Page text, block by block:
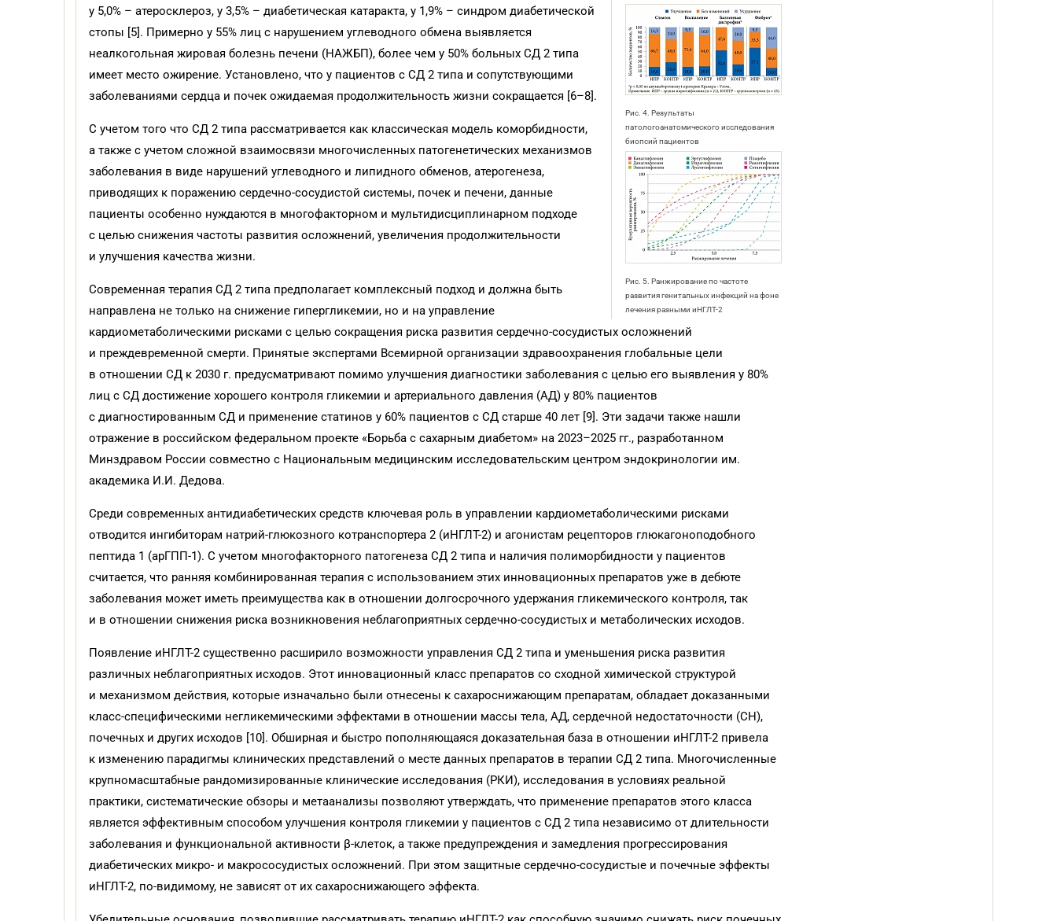
Рис. 4. Результаты
патологоанатомического исследования
биопсий пациентов
Рис. 5. Ранжирование по частоте
развития генитальных инфекций на фоне
лечения разными иНГЛТ-2
у 5,0% – атеросклероз, у 3,5% – диабетическая катаракта, у 1,9% – синдром диабетической
стопы [5]. Примерно у 55% лиц с нарушением углеводного обмена выявляется
неалкогольная жировая болезнь печени (НАЖБП), более чем у 50% больных СД 2 типа
имеет место ожирение. Установлено, что у пациентов с СД 2 типа и сопутствующими
заболеваниями сердца и почек ожидаемая продолжительность жизни сокращается [6–8].
С учетом того что СД 2 типа рассматривается как классическая модель коморбидности,
а также с учетом сложной взаимосвязи многочисленных патогенетических механизмов
заболевания в виде нарушений углеводного и липидного обменов, атерогенеза,
приводящих к поражению сердечно-сосудистой системы, почек и печени, данные
пациенты особенно нуждаются в многофакторном и мультидисциплинарном подходе
с целью снижения частоты развития осложнений, увеличения продолжительности
и улучшения качества жизни.
Современная терапия СД 2 типа предполагает комплексный подход и должна быть
направлена не только на снижение гипергликемии, но и на управление
кардиометаболическими рисками с целью сокращения риска развития сердечно-сосудистых осложнений
и преждевременной смерти. Принятые экспертами Всемирной организации здравоохранения глобальные цели
в отношении СД к 2030 г. предусматривают помимо улучшения диагностики заболевания с целью его выявления у 80%
лиц с СД достижение хорошего контроля гликемии и артериального давления (АД) у 80% пациентов
с диагностированным СД и применение статинов у 60% пациентов с СД старше 40 лет [9]. Эти задачи также нашли
отражение в российском федеральном проекте «Борьба с сахарным диабетом» на 2023–2025 гг., разработанном
Минздравом России совместно с Национальным медицинским исследовательским центром эндокринологии им.
академика И.И. Дедова.
Среди современных антидиабетических средств ключевая роль в управлении кардиометаболическими рисками
отводится ингибиторам натрий-глюкозного котранспортера 2 (иНГЛТ-2) и агонистам рецепторов глюкагоноподобного
пептида 1 (арГПП-1). С учетом многофакторного патогенеза СД 2 типа и наличия полиморбидности у пациентов
считается, что ранняя комбинированная терапия с использованием этих инновационных препаратов уже в дебюте
заболевания может иметь преимущества как в отношении долгосрочного удержания гликемического контроля, так
и в отношении снижения риска возникновения неблагоприятных сердечно-сосудистых и метаболических исходов.
Появление иНГЛТ-2 существенно расширило возможности управления СД 2 типа и уменьшения риска развития
различных неблагоприятных исходов. Этот инновационный класс препаратов со сходной химической структурой
и механизмом действия, которые изначально были отнесены к сахароснижающим препаратам, обладает доказанными
класс-специфическими негликемическими эффектами в отношении массы тела, АД, сердечной недостаточности (СН),
почечных и других исходов [10]. Обширная и быстро пополняющаяся доказательная база в отношении иНГЛТ-2 привела
к изменению парадигмы клинических представлений о месте данных препаратов в терапии СД 2 типа. Многочисленные
крупномасштабные рандомизированные клинические исследования (РКИ), исследования в условиях реальной
практики, систематические обзоры и метаанализы позволяют утверждать, что применение препаратов этого класса
является эффективным способом улучшения контроля гликемии у пациентов с СД 2 типа независимо от длительности
заболевания и функциональной активности β-клеток, а также предупреждения и замедления прогрессирования
диабетических микро- и макрососудистых осложнений. При этом защитные сердечно-сосудистые и почечные эффекты
иНГЛТ-2, по-видимому, не зависят от их сахароснижающего эффекта.